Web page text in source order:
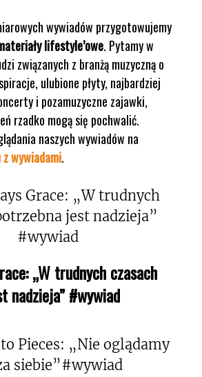
wywiadów przygotowujemy
lifestyle’owe. Pytamy w
związanych z branżą muzyczną o
ulubione płyty, najbardziej
i pozamuzyczne zajawki,
rzadko mogą się pochwalić.
naszych wywiadów na
wywiadami.
„W trudnych czasach
nadzieja” #wywiad